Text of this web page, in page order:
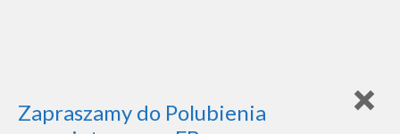
Zapraszamy do Polubienia